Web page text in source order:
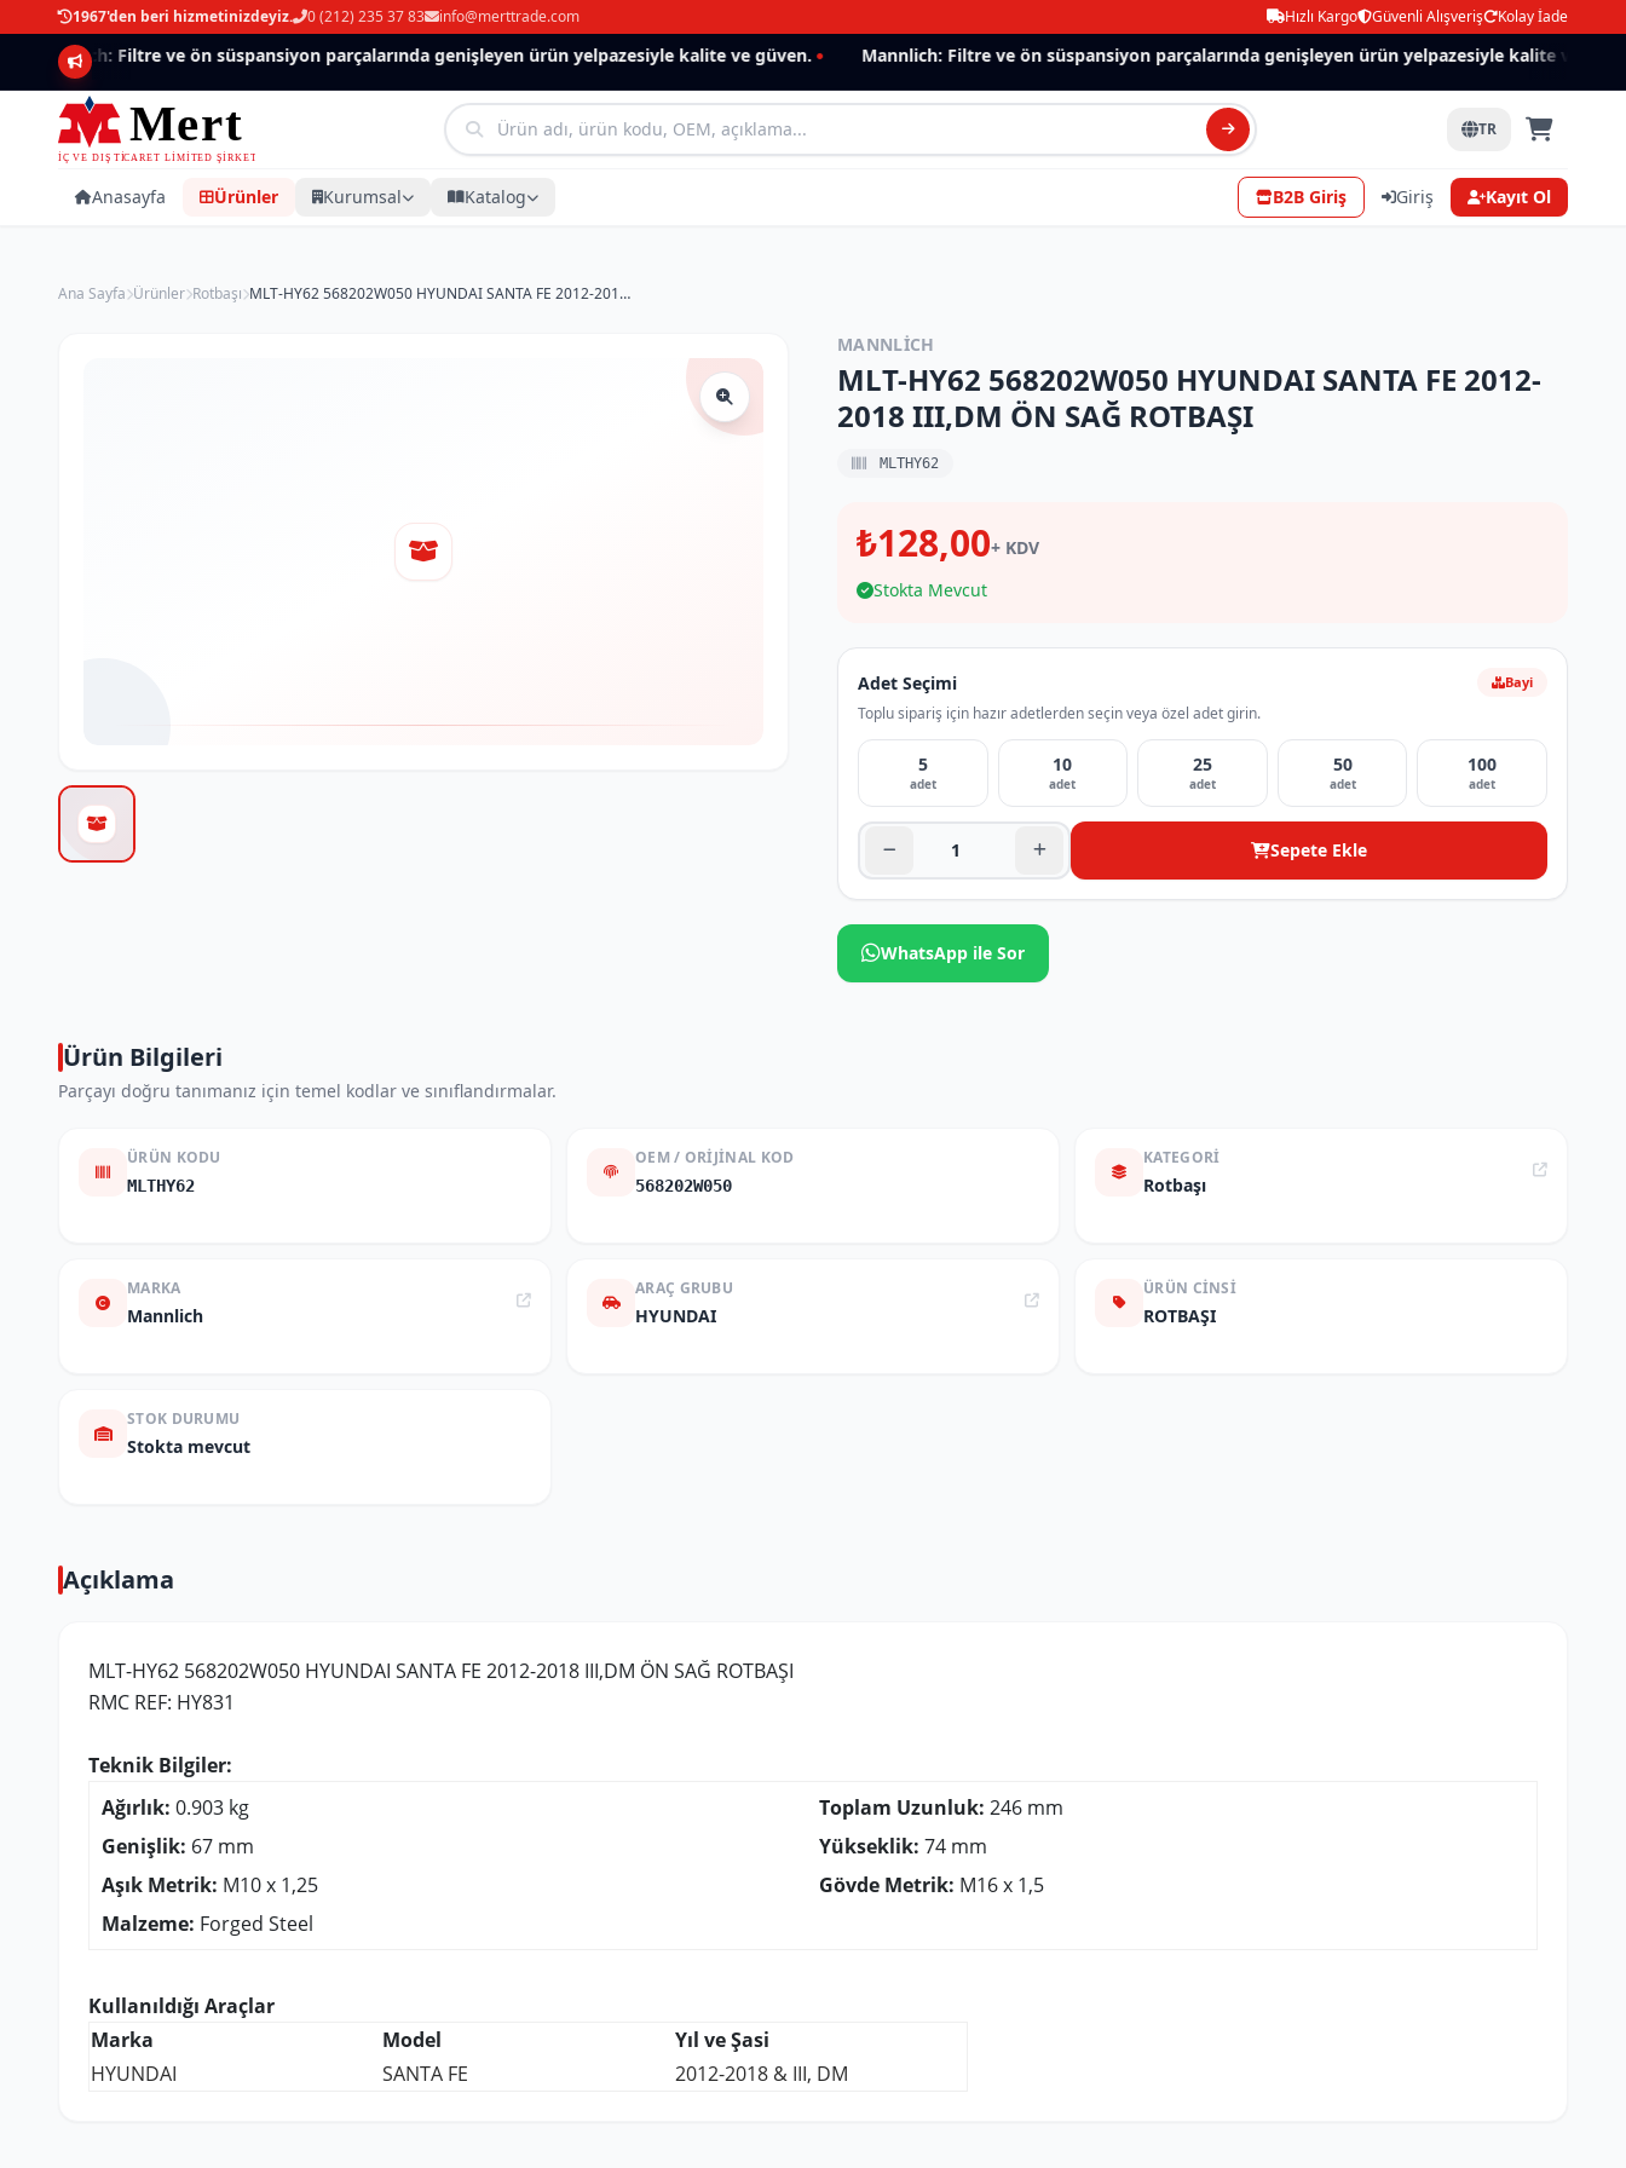
1967'den beri hizmetinizdeyiz. 0 (212) 235 37 83 info@merttrade.com Hızlı Kargo Güvenli Alışveriş Kolay İade
Mannlich: Filtre ve ön süspansiyon parçalarında genişleyen ürün yelpazesiyle kalite ve güven. Mannlich: Filtre ve ön süspansiyon parçalarında genişleyen ürün yelpazesiyle kalite ve güven.
TR
Anasayfa Ürünler Kurumsal Katalog B2B Giriş Giriş Kayıt Ol
Ana Sayfa Ürünler Rotbaşı MLT-HY62 568202W050 HYUNDAI SANTA FE 2012-2018 III,DM ÖN SAĞ ROTBAŞI
MANNLICH
MLT-HY62 568202W050 HYUNDAI SANTA FE 2012-
2018 III,DM ÖN SAĞ ROTBAŞI
MLTHY62
₺128,00+ KDV
Stokta Mevcut
Adet Seçimi
Toplu sipariş için hazır adetlerden seçin veya özel adet girin.
Bayi
5
adet
10
adet
25
adet
50
adet
100
adet
Sepete Ekle
WhatsApp ile Sor
Ürün Bilgileri
Parçayı doğru tanımanız için temel kodlar ve sınıflandırmalar.
ÜRÜN KODU
MLTHY62
OEM / ORIJINAL KOD
568202W050
KATEGORI
Rotbaşı
MARKA
Mannlich
ARAÇ GRUBU
HYUNDAI
ÜRÜN CINSI
ROTBAŞI
STOK DURUMU
Stokta mevcut
Açıklama
MLT-HY62 568202W050 HYUNDAI SANTA FE 2012-2018 III,DM ÖN SAĞ ROTBAŞI
RMC REF: HY831
Teknik Bilgiler:
Ağırlık: 0.903 kg Toplam Uzunluk: 246 mm
Genişlik: 67 mm Yükseklik: 74 mm
Aşık Metrik: M10 x 1,25 Gövde Metrik: M16 x 1,5
Malzeme: Forged Steel
Kullanıldığı Araçlar
Marka
Model
Yıl ve Şasi
HYUNDAI
SANTA FE 2012-2018 & III, DM